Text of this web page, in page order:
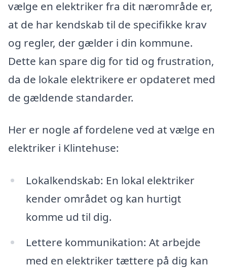
vælge en elektriker fra dit nærområde er,
at de har kendskab til de specifikke krav
og regler, der gælder i din kommune.
Dette kan spare dig for tid og frustration,
da de lokale elektrikere er opdateret med
de gældende standarder.
Her er nogle af fordelene ved at vælge en
elektriker i Klintehuse:
Lokalkendskab: En lokal elektriker
kender området og kan hurtigt
komme ud til dig.
Lettere kommunikation: At arbejde
med en elektriker tættere på dig kan